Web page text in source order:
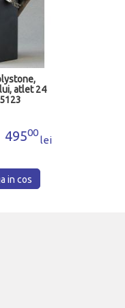
atlet 24
49500
lei
in cos